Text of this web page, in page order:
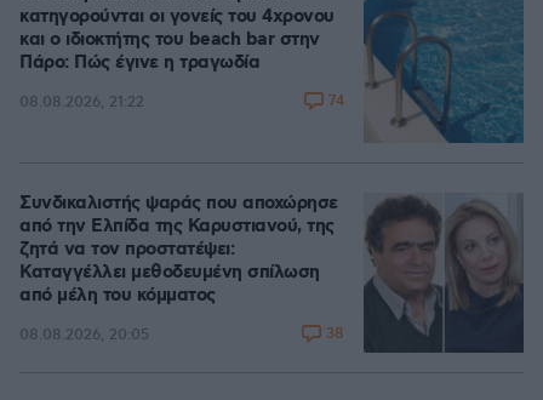
κατηγορούνται οι γονείς του 4χρονου
και ο ιδιοκτήτης του beach bar στην
Πάρο: Πώς έγινε η τραγωδία
08.08.2026, 21:22 74
Συνδικαλιστής ψαράς που αποχώρησε
από την Ελπίδα της Καρυστιανού, της
ζητά να τον προστατέψει:
Καταγγέλλει μεθοδευμένη σπίλωση
από μέλη του κόμματος
08.08.2026, 20:05 38